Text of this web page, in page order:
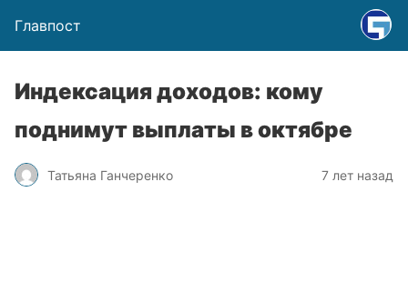
Главпост
Индексация доходов: кому
поднимут выплаты в октябре
Татьяна Ганчеренко 7 лет назад